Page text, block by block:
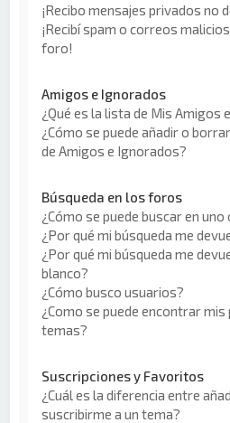
¡Recibo mensajes privados no
¡Recibí spam o correos
foro!
Amigos e Ignorados
¿Qué es la lista de Mis Amigos
¿Cómo se puede añadir o
de Amigos e Ignorados?
Búsqueda en los foros
¿Cómo se puede buscar en
¿Por qué mi búsqueda me
¿Por qué mi búsqueda me
blanco?
¿Cómo busco usuarios?
¿Como se puede encontrar
temas?
Suscripciones y Favoritos
¿Cuál es la diferencia entre
suscribirme a un tema?